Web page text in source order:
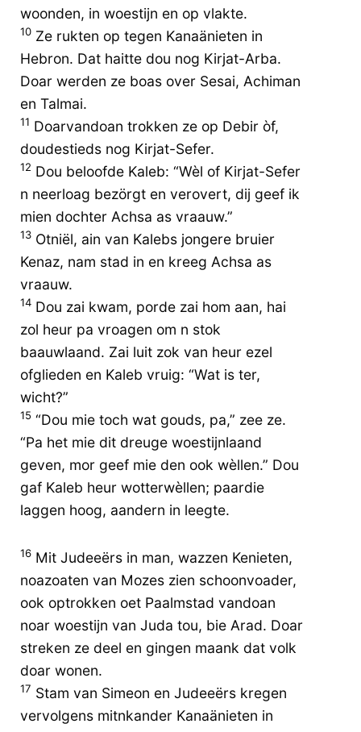
woonden, in woestijn en op vlakte.
10 Ze rukten op tegen Kanaänieten in
Hebron. Dat haitte dou nog Kirjat-Arba.
Doar werden ze boas over Sesai, Achiman
en Talmai.
11 Doarvandoan trokken ze op Debir òf,
doudestieds nog Kirjat-Sefer.
12 Dou beloofde Kaleb: “Wèl of Kirjat-Sefer
n neerloag bezörgt en verovert, dij geef ik
mien dochter Achsa as vraauw.”
13 Otniël, ain van Kalebs jongere bruier
Kenaz, nam stad in en kreeg Achsa as
vraauw.
14 Dou zai kwam, porde zai hom aan, hai
zol heur pa vroagen om n stok
baauwlaand. Zai luit zok van heur ezel
ofglieden en Kaleb vruig: “Wat is ter,
wicht?”
15 “Dou mie toch wat gouds, pa,” zee ze.
“Pa het mie dit dreuge woestijnlaand
geven, mor geef mie den ook wèllen.” Dou
gaf Kaleb heur wotterwèllen; paardie
laggen hoog, aandern in leegte.
16 Mit Judeeërs in man, wazzen Kenieten,
noazoaten van Mozes zien schoonvoader,
ook optrokken oet Paalmstad vandoan
noar woestijn van Juda tou, bie Arad. Doar
streken ze deel en gingen maank dat volk
doar wonen.
17 Stam van Simeon en Judeeërs kregen
vervolgens mitnkander Kanaänieten in